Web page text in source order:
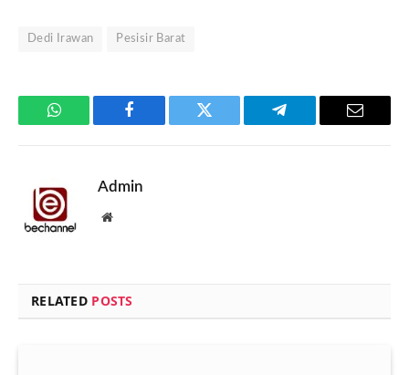
Dedi Irawan Pesisir Barat
WhatsApp Facebook Twitter Telegram Email
Admin
Website
RELATED POSTS